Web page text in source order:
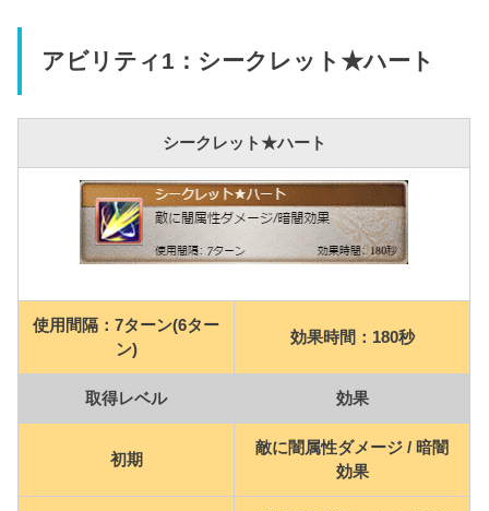
アビリティ1：シークレット★ハート
シークレット★ハート
使用間隔：7ターン(6ター
ン)
効果時間：180秒
取得レベル 効果
初期
敵に闇属性ダメージ / 暗闇
効果